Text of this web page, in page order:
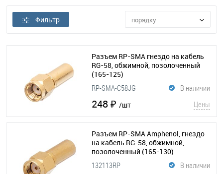
Фильтр порядку
Разъем RP-SMA гнездо на кабель
RG-58, обжимной, позолоченный
(165-125)
В наличии
RP-SMA-C58JG
248 ₽ /шт Цены
Разъем RP-SMA Amphenol, гнездо
на кабель RG-58, обжимной,
позолоченный (165-130)
В наличии
132113RP